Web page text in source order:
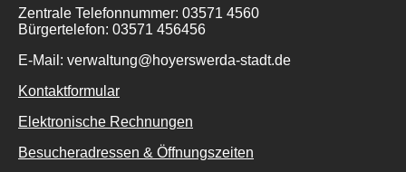
Zentrale Telefonnummer: 03571 4560
Bürgertelefon: 03571 456456
E-Mail: verwaltung@hoyerswerda-stadt.de
Kontaktformular
Elektronische Rechnungen
Besucheradressen & Öffnungszeiten